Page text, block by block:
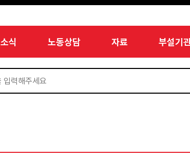
소식 노동상담 자료 부설기